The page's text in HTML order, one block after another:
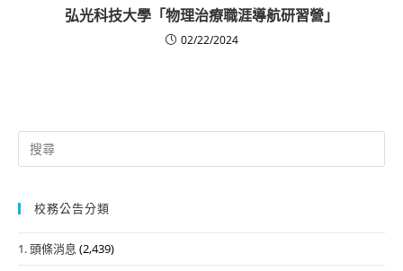
弘光科技大學「物理治療職涯導航研習營」
02/22/2024
Search
for:
校務公告分類
1. 頭條消息 (2,439)